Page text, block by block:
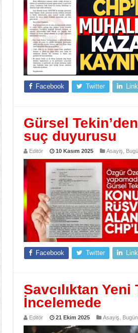
Facebook Twitter
Gürsel
suç duyurusu
Editör 10 Kasım 2025 Asayiş
Facebook Twitter
Savcılıktan
İncelemede
Editör 21 Ekim 2025 Asayiş